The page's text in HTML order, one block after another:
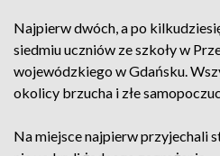
Najpierw dwóch, a po
siedmiu uczniów ze szkoły w
wojewódzkiego w Gdańsku.
okolicy brzucha i złe
Na miejsce najpierw przyjechali